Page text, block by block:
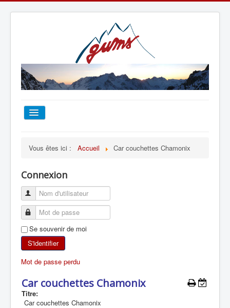
ESCALADE
ALPINISME
SKI DE RANDONNÉE
RANDONNÉE PÉDESTRE
RANDONNÉE SPORTIVE
Vous êtes ici : Accueil Car couchettes Chamonix
Connexion
Se souvenir de moi
S'identifier
Mot de passe perdu
Car couchettes Chamonix
Titre:
Car couchettes Chamonix